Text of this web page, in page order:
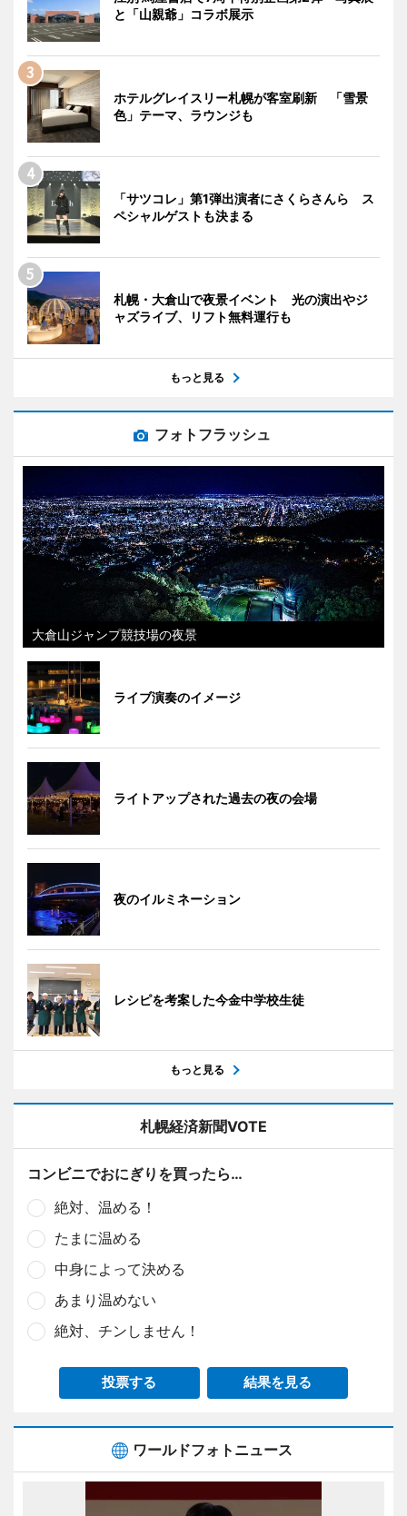
と「山親爺」コラボ展示
ホテルグレイスリー札幌が客室刷新 「雪景
色」テーマ、ラウンジも
「サツコレ」第1弾出演者にさくらさんら ス
ペシャルゲストも決まる
札幌・大倉山で夜景イベント 光の演出やジ
ャズライブ、リフト無料運行も
もっと見る
フォトフラッシュ
大倉山ジャンプ競技場の夜景
ライブ演奏のイメージ
ライトアップされた過去の夜の会場
夜のイルミネーション
レシピを考案した今金中学校生徒
もっと見る
札幌経済新聞VOTE
コンビニでおにぎりを買ったら…
絶対、温める！
たまに温める
中身によって決める
あまり温めない
絶対、チンしません！
投票する 結果を見る
ワールドフォトニュース